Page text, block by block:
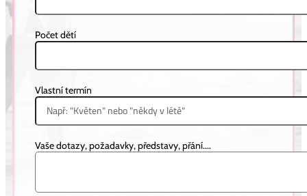
Počet dětí
Vlastní termín
Vaše dotazy, požadavky, představy, přání....